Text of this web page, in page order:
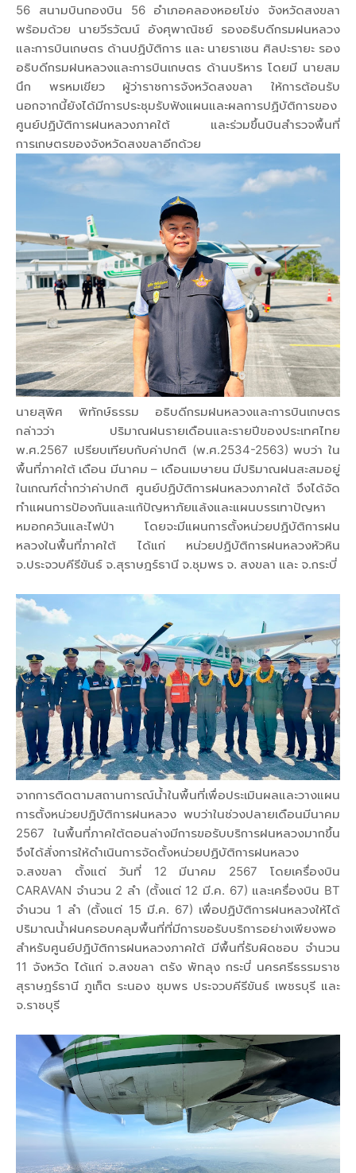
56 สนามบินกองบิน 56 อำเภอคลองหอยโข่ง จังหวัดสงขลา
พร้อมด้วย นายวีรวัฒน์ อังศุพาณิชย์ รองอธิบดีกรมฝนหลวง
และการบินเกษตร ด้านปฏิบัติการ และ นายราเชน ศิลปะรายะ รอง
อธิบดีกรมฝนหลวงและการบินเกษตร ด้านบริหาร โดยมี นายสม
นึก พรหมเขียว ผู้ว่าราชการจังหวัดสงขลา ให้การต้อนรับ
นอกจากนี้ยังได้มีการประชุมรับฟังแผนและผลการปฏิบัติการของ
ศูนย์ปฏิบัติการฝนหลวงภาคใต้ และร่วมขึ้นบินสำรวจพื้นที่
การเกษตรของจังหวัดสงขลาอีกด้วย
นายสุพิศ พิทักษ์ธรรม อธิบดีกรมฝนหลวงและการบินเกษตร
กล่าวว่า ปริมาณฝนรายเดือนและรายปีของประเทศไทย
พ.ศ.2567 เปรียบเทียบกับค่าปกติ (พ.ศ.2534-2563) พบว่า ใน
พื้นที่ภาคใต้ เดือน มีนาคม – เดือนเมษายน มีปริมาณฝนสะสมอยู่
ในเกณฑ์ต่ำกว่าค่าปกติ ศูนย์ปฏิบัติการฝนหลวงภาคใต้ จึงได้จัด
ทำแผนการป้องกันและแก้ปัญหาภัยแล้งและแผนบรรเทาปัญหา
หมอกควันและไฟป่า โดยจะมีแผนการตั้งหน่วยปฏิบัติการฝน
หลวงในพื้นที่ภาคใต้ ได้แก่ หน่วยปฏิบัติการฝนหลวงหัวหิน
จ.ประจวบคีรีขันธ์ จ.สุราษฎร์ธานี จ.ชุมพร จ. สงขลา และ จ.กระบี่
จากการติดตามสถานการณ์น้ำในพื้นที่เพื่อประเมินผลและวางแผน
การตั้งหน่วยปฏิบัติการฝนหลวง พบว่าในช่วงปลายเดือนมีนาคม
2567 ในพื้นที่ภาคใต้ตอนล่างมีการขอรับบริการฝนหลวงมากขึ้น
จึงได้สั่งการให้ดำเนินการจัดตั้งหน่วยปฏิบัติการฝนหลวง
จ.สงขลา ตั้งแต่ วันที่ 12 มีนาคม 2567 โดยเครื่องบิน
CARAVAN จำนวน 2 ลำ (ตั้งแต่ 12 มี.ค. 67) และเครื่องบิน BT
จำนวน 1 ลำ (ตั้งแต่ 15 มี.ค. 67) เพื่อปฏิบัติการฝนหลวงให้ได้
ปริมาณน้ำฝนครอบคลุมพื้นที่ที่มีการขอรับบริการอย่างเพียงพอ
สำหรับศูนย์ปฏิบัติการฝนหลวงภาคใต้ มีพื้นที่รับผิดชอบ จำนวน
11 จังหวัด ได้แก่ จ.สงขลา ตรัง พัทลุง กระบี่ นครศรีธรรมราช
สุราษฎร์ธานี ภูเก็ต ระนอง ชุมพร ประจวบคีรีขันธ์ เพชรบุรี และ
จ.ราชบุรี